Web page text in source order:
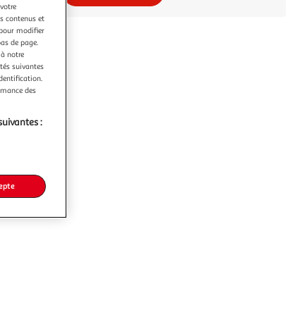
contenus et
modifier
de page.
notre
suivantes
des
: